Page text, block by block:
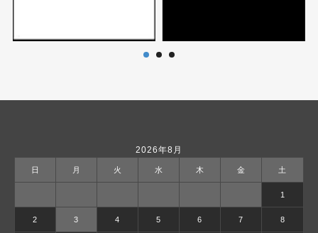
2026年8月
日 月 火 水 木 金 土
1
2 3 4 5 6 7 8